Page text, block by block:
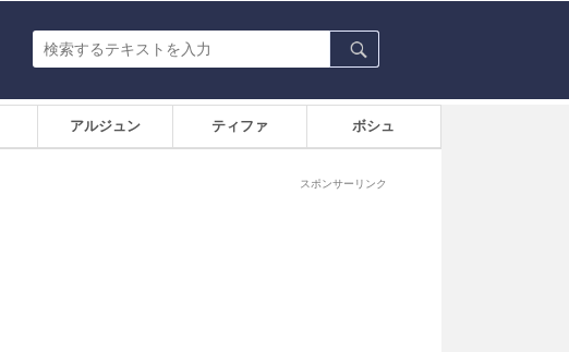
アルジュン ティファ ボシュ
スポンサーリンク